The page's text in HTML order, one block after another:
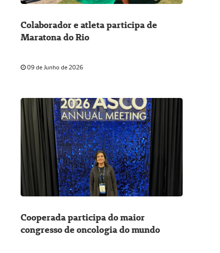
Colaborador e atleta participa de
Maratona do Rio
09 de Junho de 2026
Cooperada participa do maior
congresso de oncologia do mundo